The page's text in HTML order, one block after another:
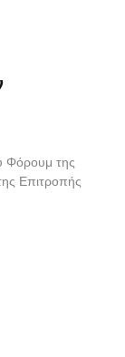
Φόρουμ της
Επιτροπής